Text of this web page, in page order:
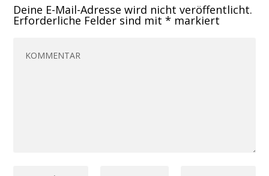
Deine E-Mail-Adresse wird nicht veröffentlicht.
Erforderliche Felder sind mit* markiert